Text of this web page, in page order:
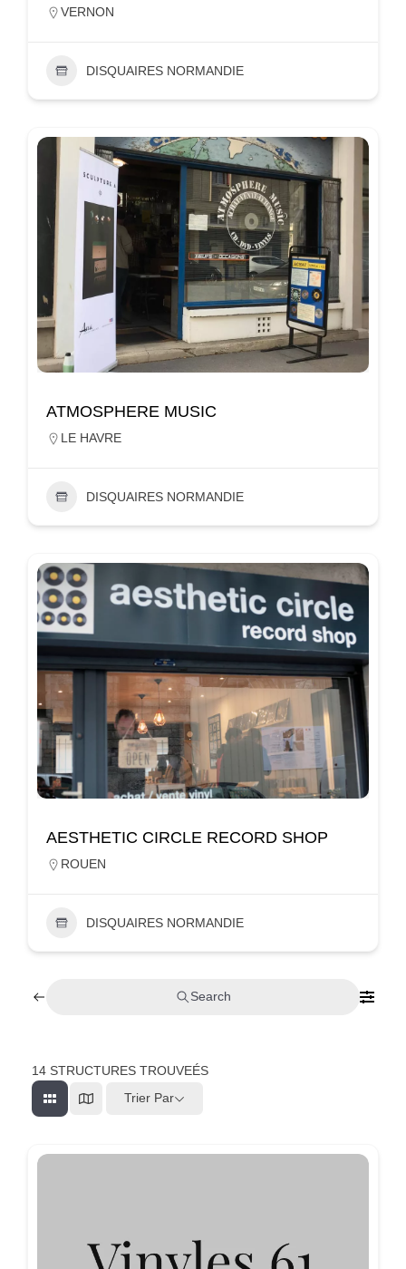
VERNON
DISQUAIRES NORMANDIE
ATMOSPHERE MUSIC
LE HAVRE
DISQUAIRES NORMANDIE
AESTHETIC CIRCLE RECORD SHOP
ROUEN
DISQUAIRES NORMANDIE
Search
14 STRUCTURES TROUVEÉS
Trier Par